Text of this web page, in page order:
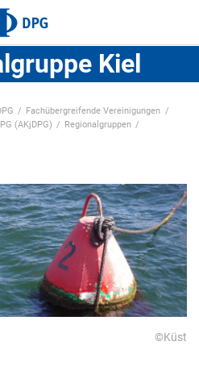
Kiel
Fachübergreifende Vereinigungen
(AKjDPG)
Regionalgruppen
©Küst